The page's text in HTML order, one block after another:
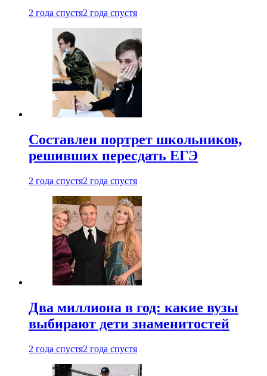
2 года спустя2 года спустя
Составлен портрет школьников,
решивших пересдать ЕГЭ
2 года спустя2 года спустя
Два миллиона в год: какие вузы
выбирают дети знаменитостей
2 года спустя2 года спустя